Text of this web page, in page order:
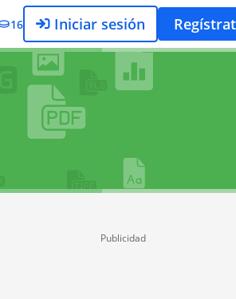
16 Iniciar sesión
Publicidad